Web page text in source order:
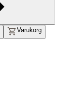
Varukorg